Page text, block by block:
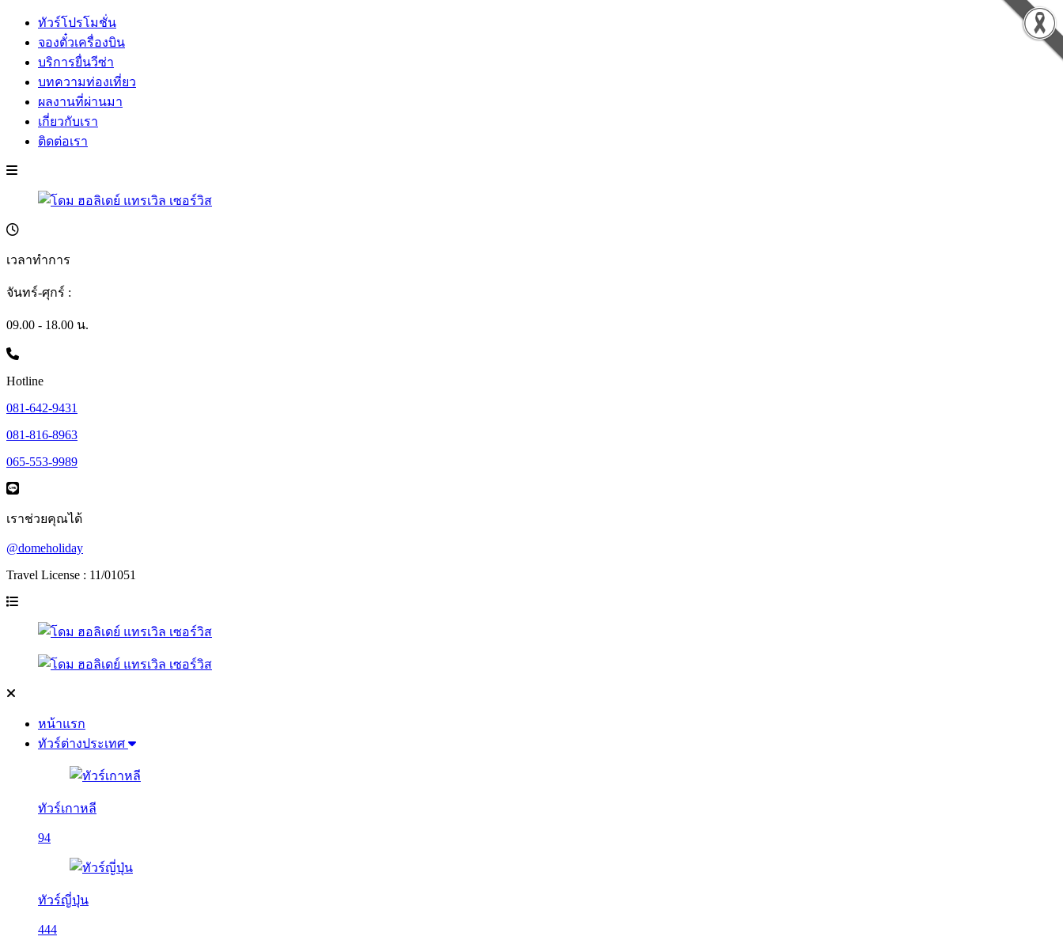
ทัวร์โปรโมชั่น
จองตั๋วเครื่องบิน
บริการยื่นวีซ่า
บทความท่องเที่ยว
ผลงานที่ผ่านมา
เกี่ยวกับเรา
ติดต่อเรา
เวลาทำการ
จันทร์-ศุกร์ :
09.00 - 18.00 น.
Hotline
081-642-9431
081-816-8963
065-553-9989
เราช่วยคุณได้
@domeholiday
Travel License : 11/01051
หน้าแรก
ทัวร์ต่างประเทศ
ทัวร์เกาหลี
94
ทัวร์ญี่ปุ่น
444